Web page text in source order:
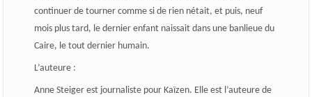
continuer de tourner comme si de rien nétait, et puis, neuf
mois plus tard, le dernier enfant naissait dans une banlieue du
Caire, le tout dernier humain.
L’auteure:
Anne Steiger est journaliste pour Kaïzen. Elle est l’auteure de